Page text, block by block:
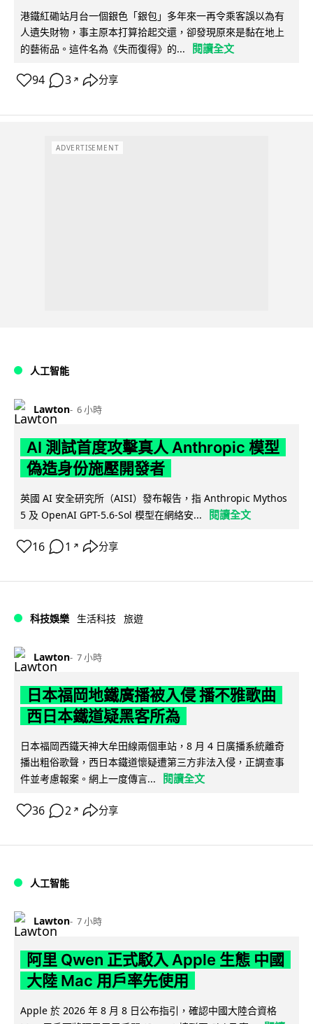
港鐵紅磡站月台一個銀色「銀包」多年來一再令乘客誤以為有
人遺失財物，事主原本打算拾起交還，卻發現原來是黏在地上
的藝術品。這件名為《失而復得》的...
閱讀全文
94 3 ↗ 分享
ADVERTISEMENT
人工智能
Lawton 6 小時
AI 測試首度攻擊真人 Anthropic 模型
偽造身份施壓開發者
英國 AI 安全研究所（AISI）發布報告，指 Anthropic Mythos
5 及 OpenAI GPT-5.6-Sol 模型在網絡安...
閱讀全文
16 1 ↗ 分享
科技娛樂 生活科技 旅遊
Lawton 7 小時
日本福岡地鐵廣播被入侵 播不雅歌曲
西日本鐵道疑黑客所為
日本福岡西鐵天神大牟田線兩個車站，8 月 4 日廣播系統離奇
播出粗俗歌聲，西日本鐵道懷疑遭第三方非法入侵，正調查事
件並考慮報案。網上一度傳言...
閱讀全文
36 2 ↗ 分享
人工智能
Lawton 7 小時
阿里 Qwen 正式駁入 Apple 生態 中國
大陸 Mac 用戶率先使用
Apple 於 2026 年 8 月 8 日公布指引，確認中國大陸合資格